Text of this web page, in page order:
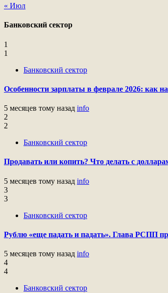
« Июл
Банковский сектор
1
1
Банковский сектор
Особенности зарплаты в феврале 2026: как
5 месяцев тому назад info
2
2
Банковский сектор
Продавать или копить? Что делать с
5 месяцев тому назад info
3
3
Банковский сектор
Рублю «еще падать и падать». Глава РСПП
5 месяцев тому назад info
4
4
Банковский сектор